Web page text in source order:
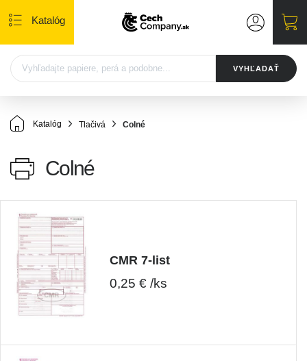
Katalóg
VYHĽADAŤ
Katalóg Tlačivá Colné
Colné
CMR 7-list
0,25 € /ks